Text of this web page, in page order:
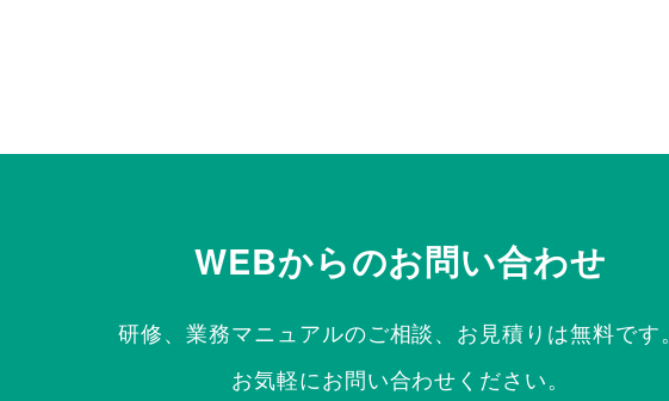
WEBからのお問い合わせ
研修、業務マニュアルのご相談、 お見積りは無料です。
お気軽にお問い合わせください。